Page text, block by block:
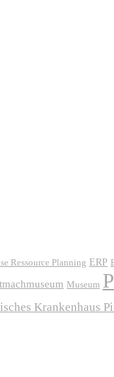
Ressource Planning ERP
Museum
Krankenhaus